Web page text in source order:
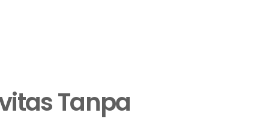
Tanpa